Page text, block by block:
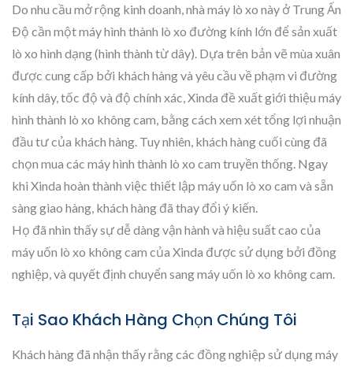
Do nhu cầu mở rộng kinh doanh, nhà máy lò xo này ở Trung Ấn
Độ cần một máy hình thành lò xo đường kính lớn để sản xuất
lò xo hình dạng (hình thành từ dây). Dựa trên bản vẽ mùa xuân
được cung cấp bởi khách hàng và yêu cầu về phạm vi đường
kính dây, tốc độ và độ chính xác, Xinda đề xuất giới thiệu máy
hình thành lò xo không cam, bằng cách xem xét tổng lợi nhuận
đầu tư của khách hàng. Tuy nhiên, khách hàng cuối cùng đã
chọn mua các máy hình thành lò xo cam truyền thống. Ngay
khi Xinda hoàn thành việc thiết lập máy uốn lò xo cam và sẵn
sàng giao hàng, khách hàng đã thay đổi ý kiến.
Họ đã nhìn thấy sự dễ dàng vận hành và hiệu suất cao của
máy uốn lò xo không cam của Xinda được sử dụng bởi đồng
nghiệp, và quyết định chuyển sang máy uốn lò xo không cam.
Tại Sao Khách Hàng Chọn Chúng Tôi
Khách hàng đã nhận thấy rằng các đồng nghiệp sử dụng máy